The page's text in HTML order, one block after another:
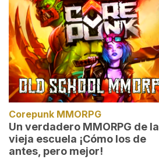
Corepunk MMORPG
Un verdadero MMORPG de la
vieja escuela ¡Cómo los de
antes, pero mejor!